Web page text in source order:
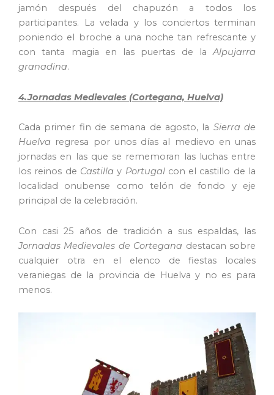
jamón después del chapuzón a todos los
participantes. La velada y los conciertos terminan
poniendo el broche a una noche tan refrescante y
con tanta magia en las puertas de laAlpujarra
granadina.
4.Jornadas Medievales (Cortegana, Huelva)
Cada primer fin de semana de agosto, la Sierra de
Huelva regresa por unos días al medievo en unas
jornadas en las que se rememoran las luchas entre
los reinos de Castilla y Portugalcon el castillo de la
localidad onubense como telón de fondo y eje
principal de la celebración.
Con casi 25 años de tradición a sus espaldas, las
Jornadas Medievales de Cortegana destacan sobre
cualquier otra en el elenco de fiestas locales
veraniegas de la provincia de Huelva y no es para
menos.